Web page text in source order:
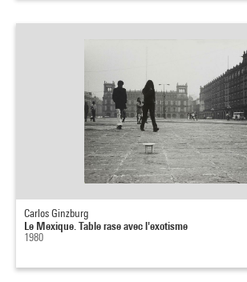
Carlos Ginzburg
Le Mexique. Table rase avec l'exotisme
1980